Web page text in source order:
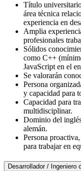
Título
área técnica
experiencia en
Amplia
profesionales
Sólidos
como C++
JavaScript en el
Se valorarán
Persona
y capacidad para
Capacidad para
multidisciplinar.
Dominio del
alemán.
Persona
para trabajar en
Desarrollador / Ingeniero